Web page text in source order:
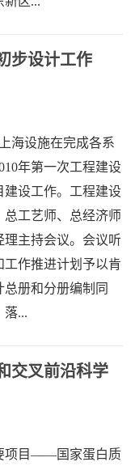
步设计工作
海设施在完成各系
年第一次工程建设
建设工作。工程建设
工艺师、总经济师
理主持会议。会议听
作推进计划予以肯
册和分册编制同
落...
交叉前沿科学
项目——国家蛋白质